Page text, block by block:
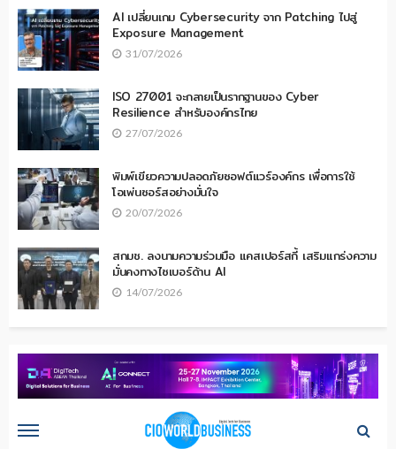
AI เปลี่ยนเกม Cybersecurity จาก Patching ไปสู่
Exposure Management
31/07/2026
ISO 27001 จะกลายเป็นรากฐานของ Cyber
Resilience สำหรับองค์กรไทย
27/07/2026
พิมพ์เขียวความปลอดภัยซอฟต์แวร์องค์กร เพื่อการใช้
โอเพ่นซอร์สอย่างมั่นใจ
20/07/2026
สกมช. ลงนามความร่วมมือ แคสเปอร์สกี้ เสริมแกร่งความ
มั่นคงทางไซเบอร์ด้าน AI
14/07/2026